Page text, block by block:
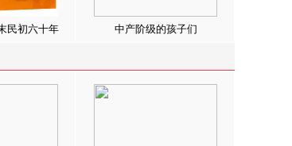
民初六十年 中产阶级的孩子们